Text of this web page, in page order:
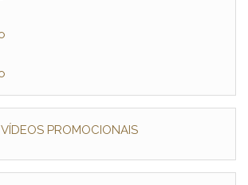
VÍDEOS PROMOCIONAIS